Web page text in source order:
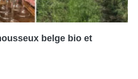
belge bio et